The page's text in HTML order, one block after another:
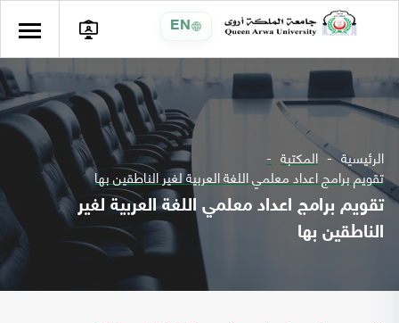
EN
الرئيسية المكتبة
تقويم برامج اعداد معلمي اللغة العربية لغير الناطقين بها
تقويم برامج اعداد معلمي اللغة العربية لغير
الناطقين بها